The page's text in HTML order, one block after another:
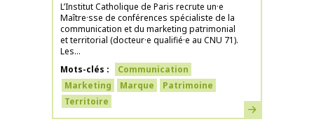
L’Institut Catholique de Paris recrute un·e
Maître·sse de conférences spécialiste de la
communication et du marketing patrimonial
et territorial (docteur·e qualifié·e au CNU 71).
Les...
Mots-clés
Communication
Marketing
Marque
Patrimoine
Territoire
En savoir plus